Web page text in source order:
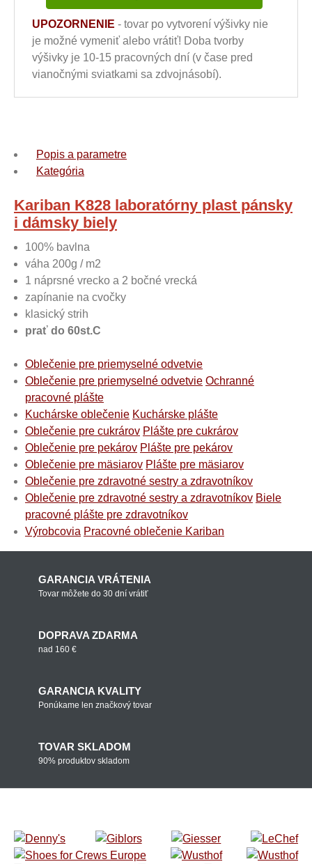
UPOZORNENIE - tovar po vytvorení výšivky nie
je možné vymeniť alebo vrátiť! Doba tvorby
výšivky je 10-15 pracovných dní (v čase pred
vianočnými sviatkami sa zdvojnásobí).
Popis a parametre
Kategória
Kariban K828 laboratórny plast pánsky
i dámsky biely
100% bavlna
váha 200g / m2
1 náprsné vrecko a 2 bočné vrecká
zapínanie na cvočky
klasický strih
prať do 60st.C
Oblečenie pre priemyselné odvetvie
Oblečenie pre priemyselné odvetvie Ochranné
pracovné plášte
Kuchárske oblečenie Kuchárske plášte
Oblečenie pre cukrárov Plášte pre cukrárov
Oblečenie pre pekárov Plášte pre pekárov
Oblečenie pre mäsiarov Plášte pre mäsiarov
Oblečenie pre zdravotné sestry a zdravotníkov
Oblečenie pre zdravotné sestry a zdravotníkov Biele
pracovné plášte pre zdravotníkov
Výrobcovia Pracovné oblečenie Kariban
GARANCIA VRÁTENIA
Tovar môžete do 30 dní vrátiť
DOPRAVA ZDARMA
nad 160 €
GARANCIA KVALITY
Ponúkame len značkový tovar
TOVAR SKLADOM
90% produktov skladom